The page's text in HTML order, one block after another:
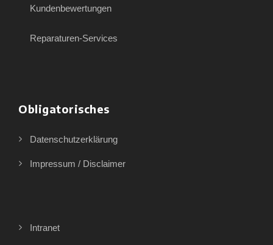
Kundenbewertungen
Reparaturen-Services
Obligatorisches
Datenschutzerklärung
Impressum / Disclaimer
Intranet